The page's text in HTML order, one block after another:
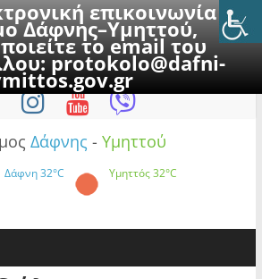
επικοινωνία με
Δάφνης–Υμηττού,
το email του
protokolo@dafni-
7 Αυγούστου 2026
Δάφνης - Υμηττού
Δάφνη32°C Υμηττός32°C